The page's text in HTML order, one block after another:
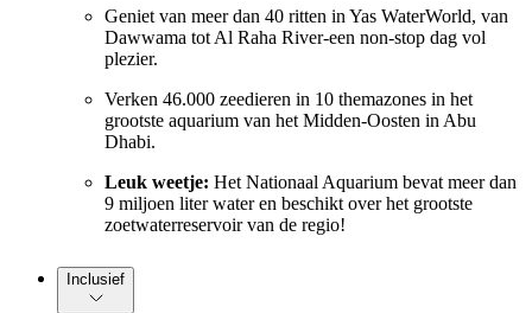
Geniet van meer dan 40 ritten in Yas WaterWorld, van
Dawwama tot Al Raha River-een non-stop dag vol
plezier.
Verken 46.000 zeedieren in 10 themazones in het
grootste aquarium van het Midden-Oosten in Abu
Dhabi.
Leuk weetje: Het Nationaal Aquarium bevat meer dan
9 miljoen liter water en beschikt over het grootste
zoetwaterreservoir van de regio!
Inclusief